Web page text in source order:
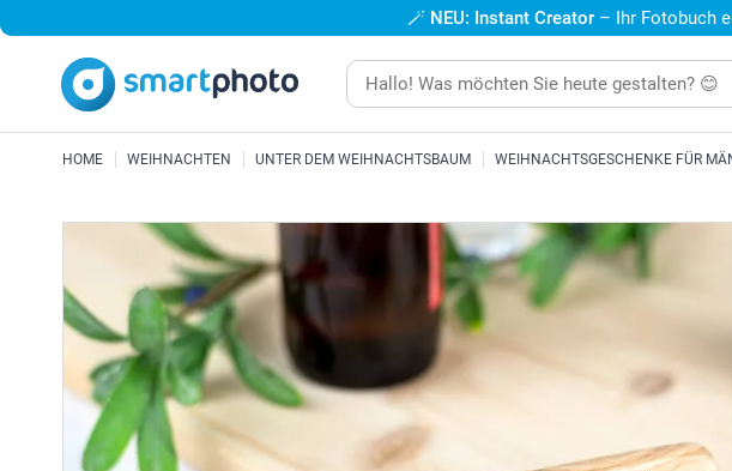
🪄 NEU: Instant Creator – Ihr Fotobuch
HOME WEIHNACHTEN UNTER DEM WEIHNACHTSBAUM WEIHNACHTSGESCHENKE FÜR